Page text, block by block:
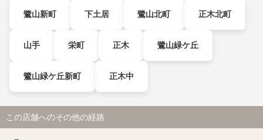
鷺山新町 下土居 鷺山北町 正木北町
山手 栄町 正木 鷺山緑ケ丘
鷺山緑ケ丘新町 正木中
この店舗へのその他の経路